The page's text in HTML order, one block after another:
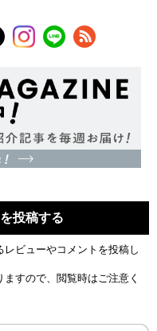
投稿する
ビューやコメントを投稿し
すので、閲覧時はご注意く